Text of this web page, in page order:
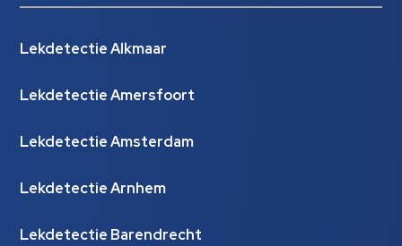
Lekdetectie Alkmaar
Lekdetectie Amersfoort
Lekdetectie Amsterdam
Lekdetectie Arnhem
Lekdetectie Barendrecht